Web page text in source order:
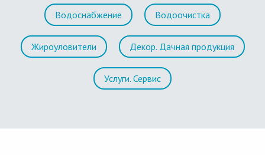
Водоснабжение Водоочистка
Жироуловители Декор. Дачная продукция
Услуги. Сервис